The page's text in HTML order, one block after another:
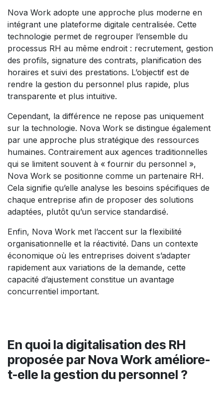
Nova Work adopte une approche plus moderne en
intégrant une plateforme digitale centralisée. Cette
technologie permet de regrouper l’ensemble du
processus RH au même endroit : recrutement, gestion
des profils, signature des contrats, planification des
horaires et suivi des prestations. L’objectif est de
rendre la gestion du personnel plus rapide, plus
transparente et plus intuitive.
Cependant, la différence ne repose pas uniquement
sur la technologie. Nova Work se distingue également
par une approche plus stratégique des ressources
humaines. Contrairement aux agences traditionnelles
qui se limitent souvent à « fournir du personnel »,
Nova Work se positionne comme un partenaire RH.
Cela signifie qu’elle analyse les besoins spécifiques de
chaque entreprise afin de proposer des solutions
adaptées, plutôt qu’un service standardisé.
Enfin, Nova Work met l’accent sur la flexibilité
organisationnelle et la réactivité. Dans un contexte
économique où les entreprises doivent s’adapter
rapidement aux variations de la demande, cette
capacité d’ajustement constitue un avantage
concurrentiel important.
En quoi la digitalisation des RH
proposée par Nova Work améliore-
t-elle la gestion du personnel ?